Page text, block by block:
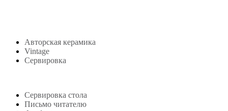
Авторская керамика
Vintage
Сервировка
Сервировка стола
Письмо читателю